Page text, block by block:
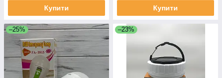
Купити Купити
–25% –23%